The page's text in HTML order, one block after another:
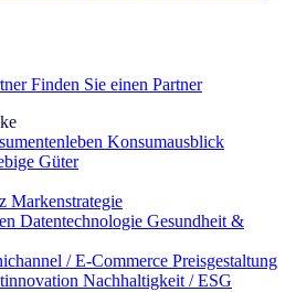
Finden Sie einen Partner
Konsumausblick
Güter
Markenstrategie
Datentechnologie Gesundheit &
/ E‑Commerce Preisgestaltung
Nachhaltigkeit / ESG